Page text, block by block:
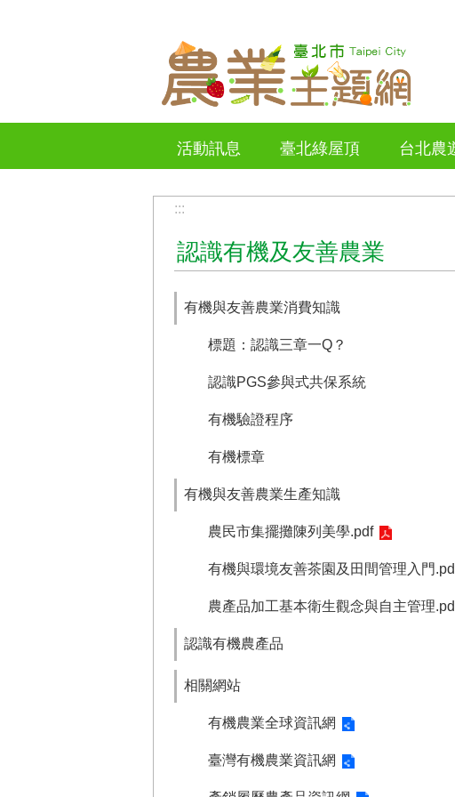
活動訊息 臺北綠屋頂 台北農
:::
認識有機及友善農業
有機與友善農業消費知識
標題：認識三章一Q？
認識PGS參與式共保系統
有機驗證程序
有機標章
有機與友善農業生產知識
農民市集擺攤陳列美學.pdf
有機與環境友善茶園及田間管理入門
農產品加工基本衛生觀念與自主管理
認識有機農產品
相關網站
有機農業全球資訊網
臺灣有機農業資訊網